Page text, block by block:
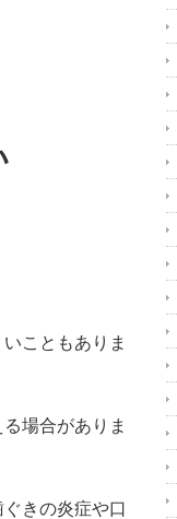
こともありま
場合がありま
きの炎症や口